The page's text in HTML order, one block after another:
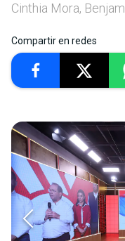
Cinthia Mora,
Compartir en redes